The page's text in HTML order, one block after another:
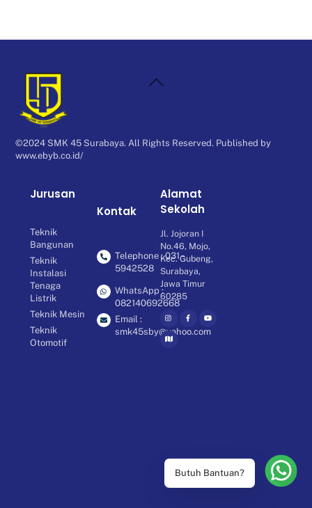
Butuh Bantuan?
To
©2024 SMK 45 Surabaya. All Rights Reserved. Published by
www.ebyb.co.id/
Jurusan
Teknik
Bangunan
Teknik
Instalasi
Tenaga
Listrik
Teknik Mesin
Teknik
Otomotif
Kontak
Telephone : 031 -
5942528
WhatsApp :
082140692668
Email :
smk45sby@yahoo.com
Alamat
Sekolah
Jl. Jojoran I
No.46, Mojo,
Kec. Gubeng,
Surabaya,
Jawa Timur
60285